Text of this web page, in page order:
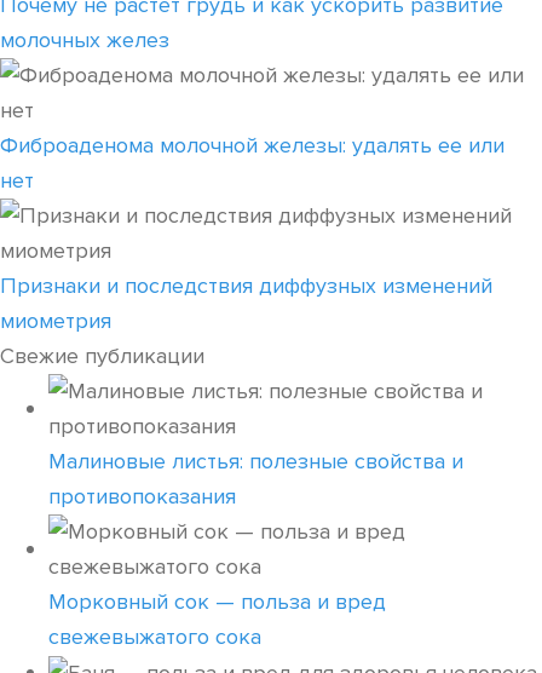
молочных желез
Фиброаденома молочной железы: удалять ее или
нет
Признаки и последствия диффузных изменений
миометрия
Свежие публикации
Малиновые листья: полезные свойства и
противопоказания
Морковный сок — польза и вред
свежевыжатого сока